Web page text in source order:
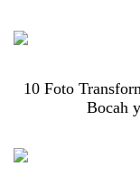
10 Foto
Bocah